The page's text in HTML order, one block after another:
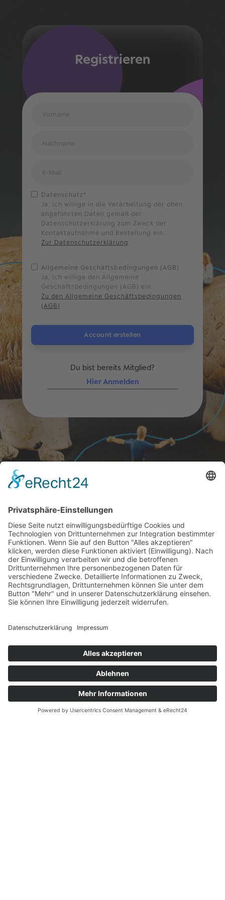
Registrieren
Datenschutz*
Ja, ich willige in die Verarbeitung der oben
angeführten Daten gemäß der
Datenschutzerklärung zum Zweck der
Kontaktaufnahme und Bestellung ein.
Zur Datenschutzerklärung
Allgemeine Geschäftsbedingungen (AGB)
Ja, ich willige den Allgemeine
Geschäftsbedingungen (AGB) ein.
Zu den Allgemeine Geschäftsbedingungen
(AGB)
Du bist bereits Mitglied?
Hier Anmelden